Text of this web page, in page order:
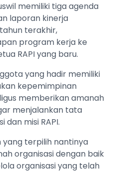
memiliki tiga agenda
laporan kinerja
terakhir,
program kerja ke
RAPI yang baru.
yang hadir memiliki
kepemimpinan
memberikan amanah
menjalankan tata
dan misi RAPI.
yang terpilih nantinya
organisasi dengan baik
organisasi yang telah